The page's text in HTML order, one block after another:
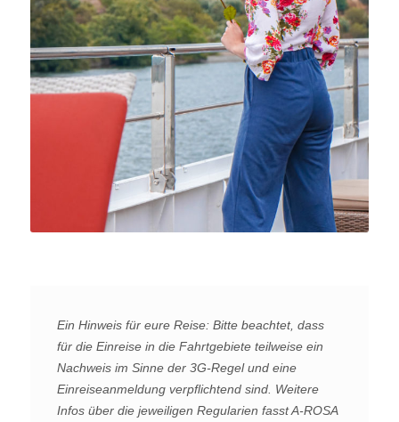
Ein Hinweis für eure Reise: Bitte beachtet, dass
für die Einreise in die Fahrtgebiete teilweise ein
Nachweis im Sinne der 3G-Regel und eine
Einreiseanmeldung verpflichtend sind. Weitere
Infos über die jeweiligen Regularien fasst A-ROSA